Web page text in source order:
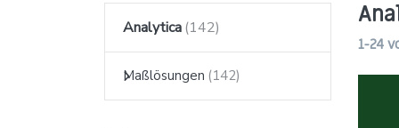
Analytica
Maßlösungen
1-24